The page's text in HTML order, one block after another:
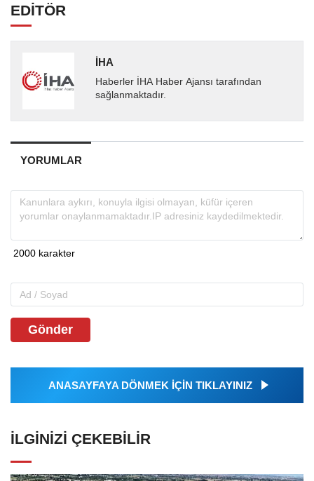
EDİTÖR
İHA
Haberler İHA Haber Ajansı tarafından
sağlanmaktadır.
YORUMLAR
Gönder
ANASAYFAYA DÖNMEK İÇİN TIKLAYINIZ
İLGINIZI ÇEKEBILIR